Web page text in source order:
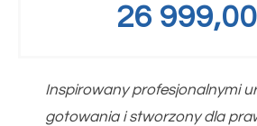
26 999,00
Inspirowany profesjonalnymi
gotowania i stworzony dla